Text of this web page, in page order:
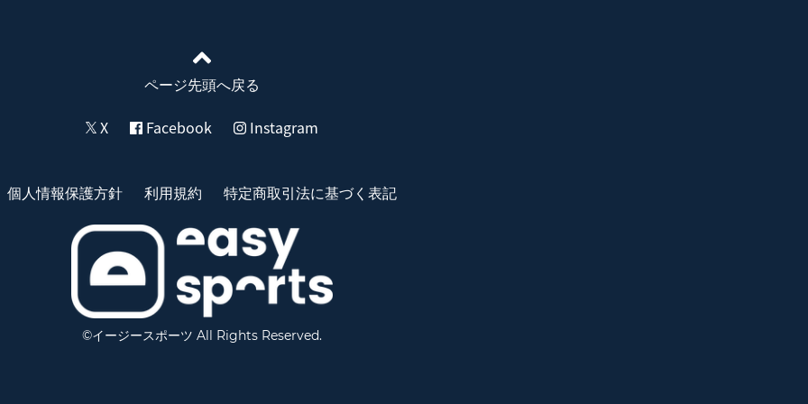
ページ先頭へ戻る
X
Facebook Instagram
個人情報保護方針 利用規約 特定商取引法に基づく表記
©イージースポーツ All Rights Reserved.